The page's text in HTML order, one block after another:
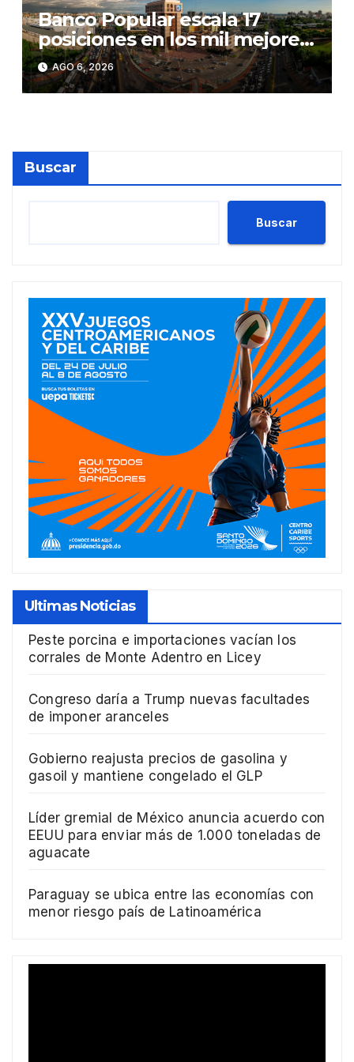
Banco Popular escala 17
posiciones en los mil mejores
bancos del mundo
AGO 6, 2026
Buscar
Buscar
Ultimas Noticias
Peste porcina e importaciones vacían los
corrales de Monte Adentro en Licey
Congreso daría a Trump nuevas facultades
de imponer aranceles
Gobierno reajusta precios de gasolina y
gasoil y mantiene congelado el GLP
Líder gremial de México anuncia acuerdo con
EEUU para enviar más de 1.000 toneladas de
aguacate
Paraguay se ubica entre las economías con
menor riesgo país de Latinoamérica